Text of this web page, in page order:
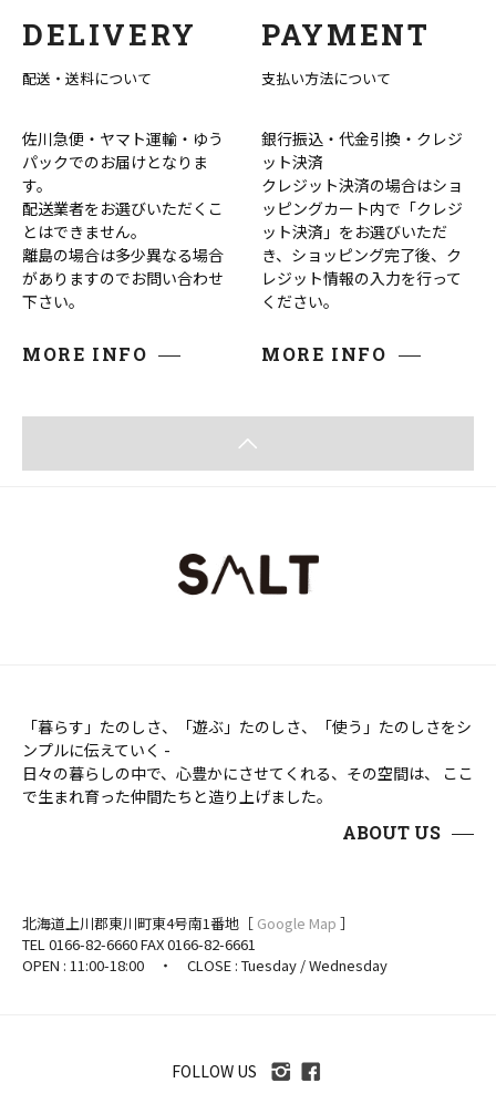
DELIVERY
配送・送料について
佐川急便・ヤマト運輸・ゆう
パックでのお届けとなりま
す。
配送業者をお選びいただくこ
とはできません。
離島の場合は多少異なる場合
がありますのでお問い合わせ
下さい。
MORE INFO
PAYMENT
支払い方法について
銀行振込・代金引換・クレジ
ット決済
クレジット決済の場合はショ
ッピングカート内で「クレジ
ット決済」をお選びいただ
き、ショッピング完了後、ク
レジット情報の入力を行って
ください。
MORE INFO
「暮らす」たのしさ、「遊ぶ」たのしさ、「使う」たのしさをシ
ンプルに伝えていく -
日々の暮らしの中で、心豊かにさせてくれる、その空間は、 ここ
で生まれ育った仲間たちと造り上げました。
ABOUT US
北海道上川郡東川町東4号南1番地［ Google Map ］
TEL 0166-82-6660 FAX 0166-82-6661
OPEN : 11:00-18:00 ・ CLOSE : Tuesday / Wednesday
FOLLOW US